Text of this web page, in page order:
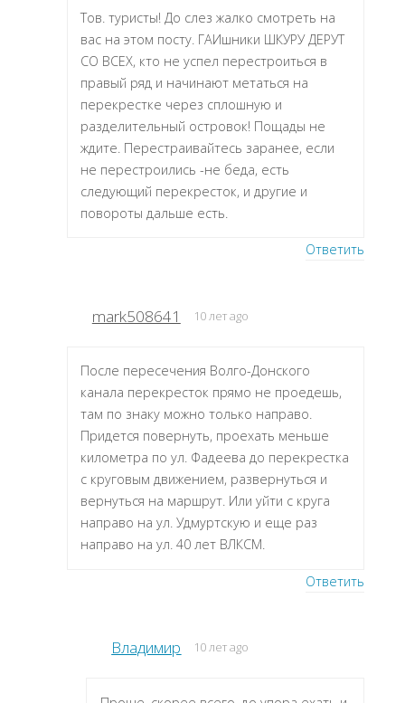
Тов. туристы! До слез жалко смотреть на
вас на этом посту. ГАИшники ШКУРУ ДЕРУТ
СО ВСЕХ, кто не успел перестроиться в
правый ряд и начинают метаться на
перекрестке через сплошную и
разделительный островок! Пощады не
ждите. Перестраивайтесь заранее, если
не перестроились -не беда, есть
следующий перекресток, и другие и
повороты дальше есть.
Ответить
mark508641 10 лет ago
После пересечения Волго-Донского
канала перекресток прямо не проедешь,
там по знаку можно только направо.
Придется повернуть, проехать меньше
километра по ул. Фадеева до перекрестка
с круговым движением, развернуться и
вернуться на маршрут. Или уйти с круга
направо на ул. Удмуртскую и еще раз
направо на ул. 40 лет ВЛКСМ.
Ответить
Владимир 10 лет ago